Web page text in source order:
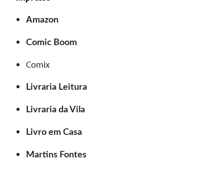
Amazon
Comic Boom
Comix
Livraria Leitura
Livraria da Vila
Livro em Casa
Martins Fontes